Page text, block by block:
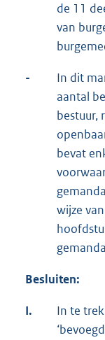
de 11
van
-
In dit
aantal
bestuur,
bevat
wijze
Besluiten:
I.
In te